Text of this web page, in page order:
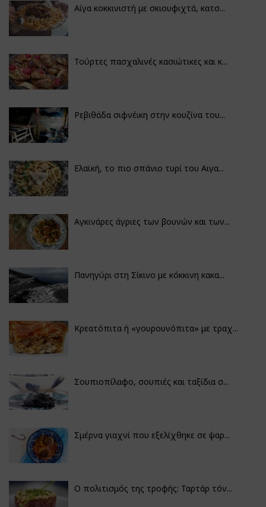
Αίγα κοκκινιστή με σκιουφιχτά, κατσ...
Τούρτες πασχαλινές κασιώτικες και κ...
Ρεβιθάδα σιφνέικη στην κουζίνα του...
Ελαϊκή, το πιο σπάνιο τυρί του Αιγα...
Αγκινάρες άγριες των βουνών και των...
Πανηγύρι στη Σίκινο με κόκκινη κακα...
Κρεατόπιτα ή «γουρουνόπιτα» με τραχ...
Σουπιοπίλαφο, σουπιές και ταξίδια σ...
Σμέρνα γιαχνί που εξελίχθηκε σε ψαρ...
Ο πολιτισμός της τροφής: Ταρτάρ τόν...